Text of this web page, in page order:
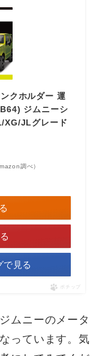
クホルダー 運
ジムニーシ
XG/JLグレード
調べ）
で見る
ポチップ
ムニーのメータ
っています。気